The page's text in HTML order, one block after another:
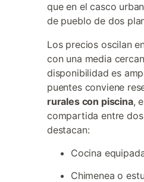
que en el casco
de pueblo de dos
Los precios oscilan
con una media
disponibilidad es
puentes conviene
rurales con piscina,
compartida entre
destacan:
Cocina
Chimenea o